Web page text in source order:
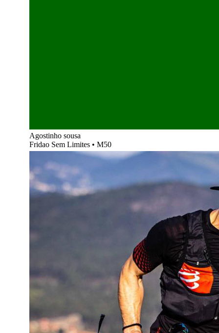
Agostinho sousa
Fridao Sem Limites • M50